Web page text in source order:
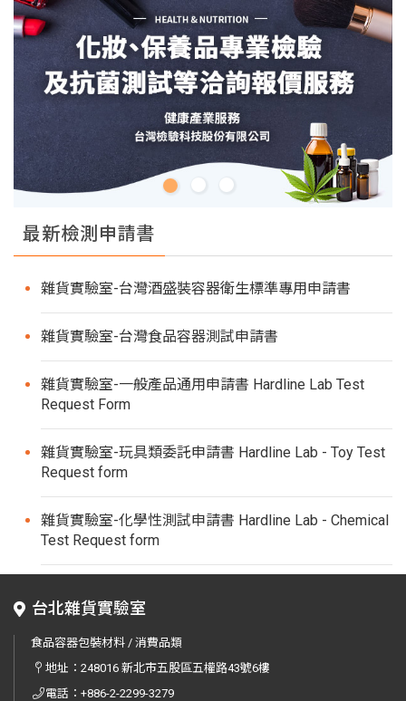
最新檢測申請書
雜貨實驗室-台灣酒盛裝容器衛生標準專用申請書
雜貨實驗室-台灣食品容器測試申請書
雜貨實驗室-一般產品通用申請書 Hardline Lab Test
Request Form
雜貨實驗室-玩具類委託申請書 Hardline Lab - Toy Test
Request form
雜貨實驗室-化學性測試申請書 Hardline Lab - Chemical
Test Request form
台北雜貨實驗室
食品容器包裝材料 / 消費品類
地址：248016 新北市五股區五權路43號6樓
電話：+886-2-2299-3279